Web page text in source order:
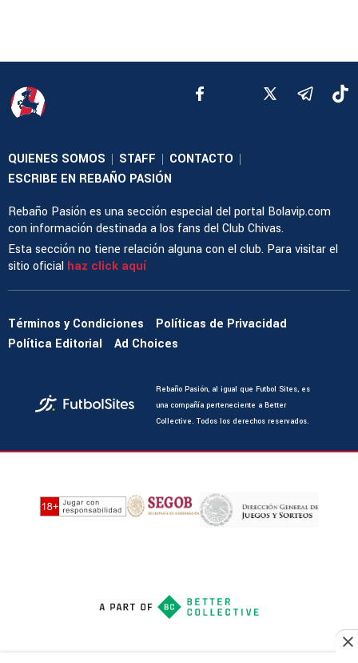
QUIENES SOMOS | STAFF | CONTACTO |
ESCRIBE EN REBAÑO PASIÓN
Rebaño Pasión es una sección especial del portal Bolavip.com
con información destinada a los fans del Club Chivas.
Esta sección no tiene relación alguna con el club. Para visitar el
sitio oficial haz click aquí
Términos y Condiciones
Políticas de Privacidad
Política Editorial
Ad Choices
Rebaño Pasión, al igual que Futbol Sites, es
una compañía perteneciente a Better
Collective. Todos los derechos reservados.